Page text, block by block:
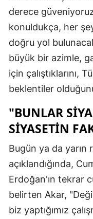
derece
konuldukça, her
doğru yol
büyük bir azimle,
için çalıştıklarını,
beklentiler
"BUNLAR
SIYASETIN
Bugün ya da yarın
açıklandığında,
Erdoğan'ın tekrar
belirten Akar,
biz yaptığımız